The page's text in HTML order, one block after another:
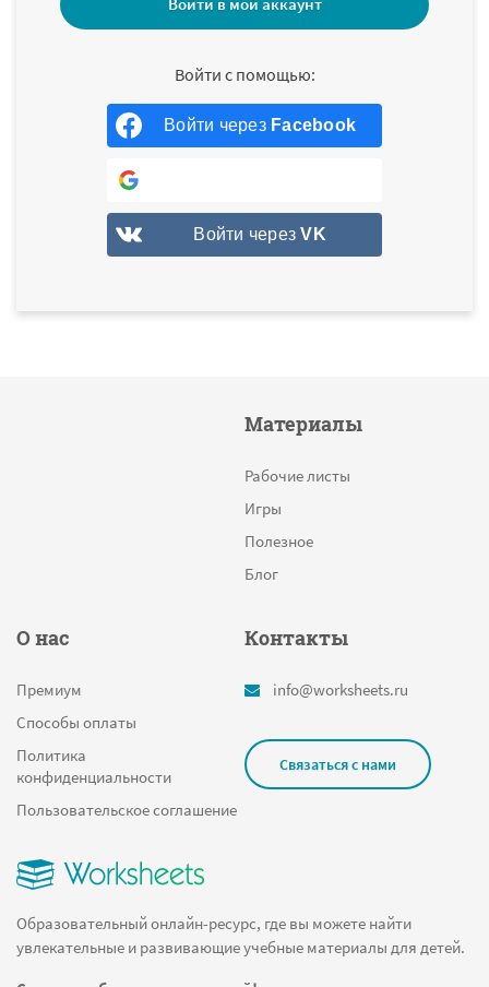
Войти через Facebook
Войти черезVK
Образовательный онлайн-ресурс, где вы можете найти
увлекательные и развивающие учебные материалы для детей.
Материалы
Рабочие листы
Игры
Полезное
Блог
О нас
Премиум
Способы оплаты
Политика
конфиденциальности
Пользовательское соглашение
Контакты
info@worksheets.ru
Связаться с нами